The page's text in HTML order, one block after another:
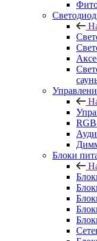
Блоки